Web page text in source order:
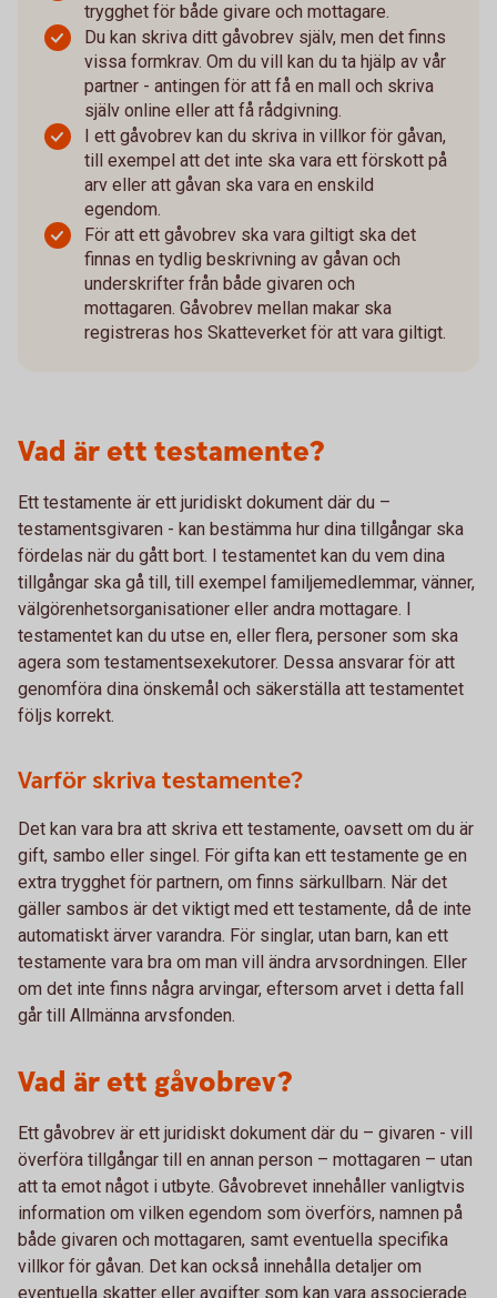
trygghet för både givare och mottagare.
Du kan skriva ditt gåvobrev själv, men det finns
vissa formkrav. Om du vill kan du ta hjälp av vår
partner - antingen för att få en mall och skriva
själv online eller att få rådgivning.
I ett gåvobrev kan du skriva in villkor för gåvan,
till exempel att det inte ska vara ett förskott på
arv eller att gåvan ska vara en enskild
egendom.
För att ett gåvobrev ska vara giltigt ska det
finnas en tydlig beskrivning av gåvan och
underskrifter från både givaren och
mottagaren. Gåvobrev mellan makar ska
registreras hos Skatteverket för att vara giltigt.
Vad är ett testamente?
Ett testamente är ett juridiskt dokument där du –
testamentsgivaren - kan bestämma hur dina tillgångar ska
fördelas när du gått bort. I testamentet kan du vem dina
tillgångar ska gå till, till exempel familjemedlemmar, vänner,
välgörenhetsorganisationer eller andra mottagare. I
testamentet kan du utse en, eller flera, personer som ska
agera som testamentsexekutorer. Dessa ansvarar för att
genomföra dina önskemål och säkerställa att testamentet
följs korrekt.
Varför skriva testamente?
Det kan vara bra att skriva ett testamente, oavsett om du är
gift, sambo eller singel. För gifta kan ett testamente ge en
extra trygghet för partnern, om finns särkullbarn. När det
gäller sambos är det viktigt med ett testamente, då de inte
automatiskt ärver varandra. För singlar, utan barn, kan ett
testamente vara bra om man vill ändra arvsordningen. Eller
om det inte finns några arvingar, eftersom arvet i detta fall
går till Allmänna arvsfonden.
Vad är ett gåvobrev?
Ett gåvobrev är ett juridiskt dokument där du – givaren - vill
överföra tillgångar till en annan person – mottagaren – utan
att ta emot något i utbyte. Gåvobrevet innehåller vanligtvis
information om vilken egendom som överförs, namnen på
både givaren och mottagaren, samt eventuella specifika
villkor för gåvan. Det kan också innehålla detaljer om
eventuella skatter eller avgifter som kan vara associerade